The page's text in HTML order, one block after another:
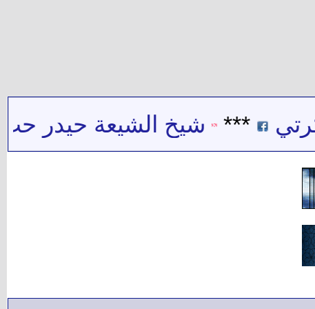
*** شيخ الشيعة حيدر حب